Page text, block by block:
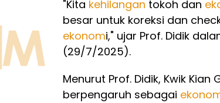
"Kita kehilangan tokoh dan
besar untuk koreksi dan
ekonomi," ujar Prof. Didik
(29/7/2025).
Menurut Prof. Didik, Kwik Kian
berpengaruh sebagai